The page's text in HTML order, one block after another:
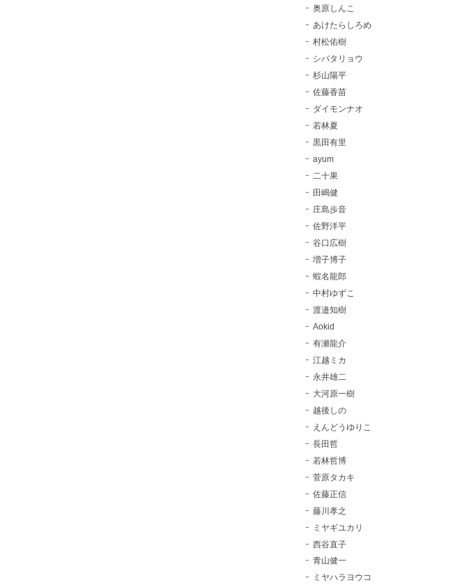
奥原しんこ
あけたらしろめ
村松佑樹
シバタリョウ
杉山陽平
佐藤香苗
ダイモンナオ
若林夏
黒田有里
ayum
二十果
田嶋健
庄島歩音
佐野洋平
谷口広樹
増子博子
蝦名龍郎
中村ゆずこ
渡邉知樹
Aokid
有瀬龍介
江越ミカ
永井雄二
大河原一樹
越後しの
えんどうゆりこ
長田哲
若林哲博
菅原タカキ
佐藤正信
藤川孝之
ミヤギユカリ
西谷直子
青山健一
ミヤハラヨウコ